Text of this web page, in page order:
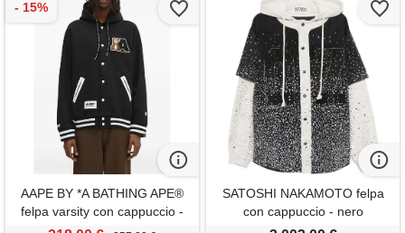
AAPE BY *A BATHING APE®
felpa varsity con cappuccio -
nero
SATOSHI NAKAMOTO felpa
con cappuccio - nero